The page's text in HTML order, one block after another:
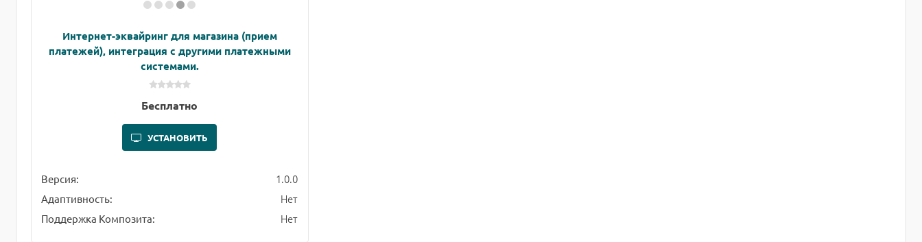
Интернет-эквайринг для магазина (прием
платежей), интеграция с другими платежными
системами.
Бесплатно
УСТАНОВИТЬ
Версия: 1.0.0
Адаптивность: Нет
Поддержка Композита: Нет